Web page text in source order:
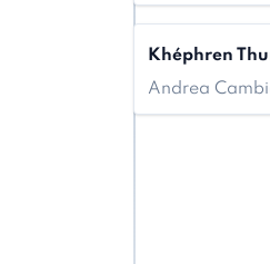
Khéphren
Andrea